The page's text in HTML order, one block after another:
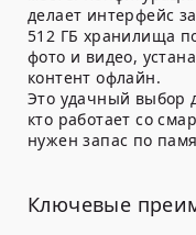
делает интерфейс
512 ГБ хранилища
фото и видео,
контент офлайн.
Это удачный выбор
кто работает со
нужен запас по
Ключевые